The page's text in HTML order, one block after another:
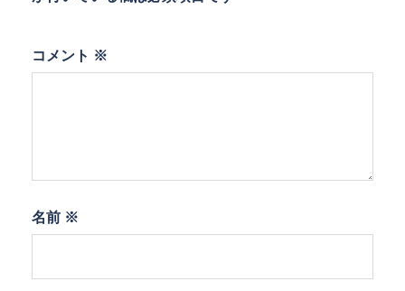
コメント ※
名前 ※